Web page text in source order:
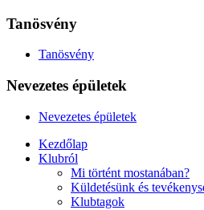
Tanösvény
Tanösvény
Nevezetes épületek
Nevezetes épületek
Kezdőlap
Klubról
Mi történt mostanában?
Küldetésünk és
Klubtagok